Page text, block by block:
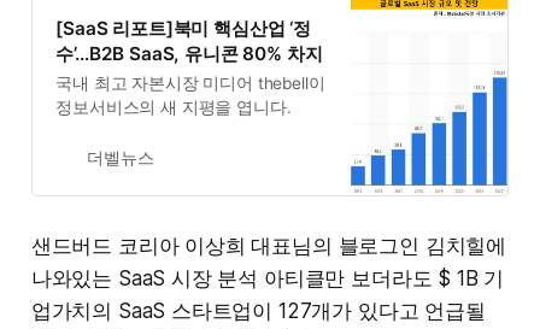
“How Quickly Does a Startup Have
to Grow?”] McKinsey & Company에
따르면, 스타트업이 Product-market
[SaaS 리포트]북미 핵심산업 ‘정
수’…B2B SaaS, 유니콘 80% 차지
국내 최고 자본시장 미디어 thebell이
정보서비스의 새 지평을 엽니다.
더벨뉴스
샌드버드 코리아 이상희 대표님의 블로그인 김치힐에
나와있는 SaaS 시장 분석 아티클만 보더라도 $ 1B 기
업가치의 SaaS 스타트업이 127개가 있다고 언급될